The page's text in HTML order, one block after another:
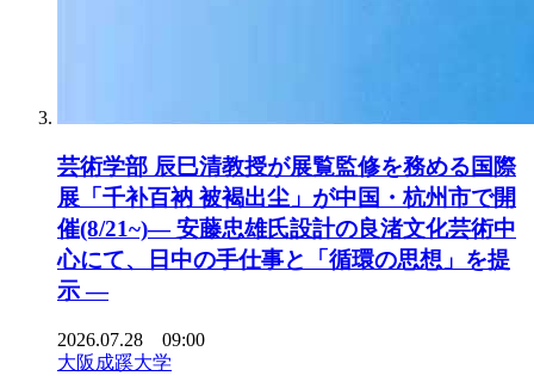
芸術学部 辰巳清教授が展覧監修を務める国際
展「千补百衲 被褐出尘」が中国・杭州市で開
催(8/21~)― 安藤忠雄氏設計の良渚文化芸術中
心にて、日中の手仕事と「循環の思想」を提
示 ―
2026.07.28 09:00
大阪成蹊大学